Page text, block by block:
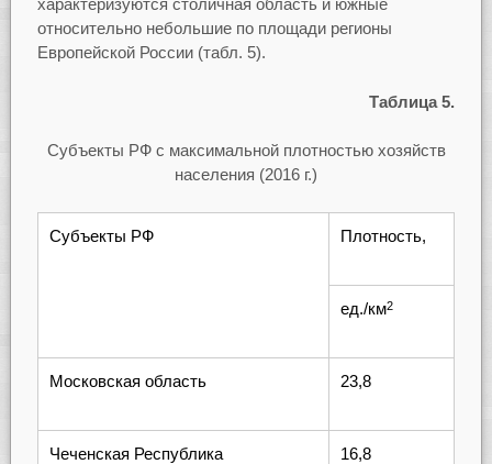
характеризуются столичная область и южные
относительно небольшие по площади регионы
Европейской России (табл. 5).
Таблица 5.
Субъекты РФ с максимальной плотностью хозяйств
населения (2016 г.)
Субъекты РФ Плотность,
ед./км2
Московская область 23,8
Чеченская Республика 16,8